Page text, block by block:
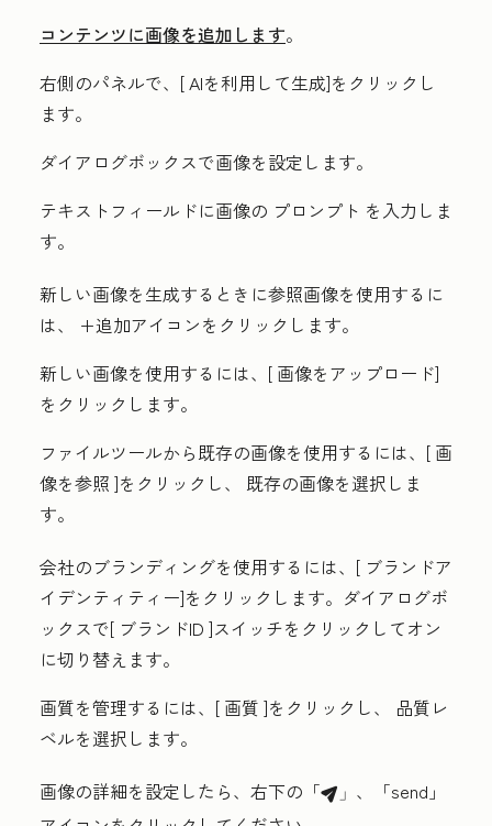
コンテンツに画像を追加します。
右側のパネルで、[AIを利用して生成]をクリックし
ます。
ダイアログボックスで画像を設定します。
テキストフィールドに画像の プロンプト を入力しま
す。
新しい画像を生成するときに参照画像を使用するに
は、 +追加アイコンをクリックします。
新しい画像を使用するには、[ 画像をアップロード]
をクリックします。
ファイルツールから既存の画像を使用するには、[ 画
像を参照 ]をクリックし、 既存の画像を選択しま
す。
会社のブランディングを使用するには、[ ブランドア
イデンティティー]をクリックします。ダイアログボ
ックスで[ ブランドID ]スイッチをクリックしてオン
に切り替えます。
画質を管理するには、[ 画質 ]をクリックし、 品質レ
ベルを選択します。
画像の詳細を設定したら、右下の「breezeSendIcon」 、「send 」